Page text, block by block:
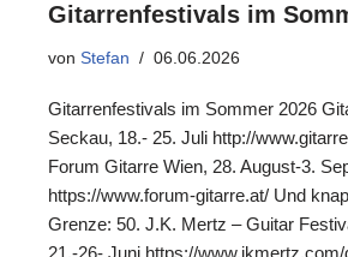
Gitarrenfestivals im
von Stefan 06.06.2026
Gitarrenfestivals im Sommer 2026
Seckau, 18.- 25. Juli http://
Forum Gitarre Wien, 28. August-3.
https://www.forum-gitarre.at/ Und
Grenze: 50. J.K. Mertz – Guitar
21.-26- Juni https://